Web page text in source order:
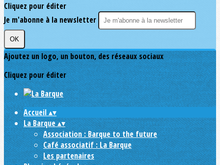
Cliquez pour éditer
Je m'abonne à la newsletter
OK
Ajoutez un logo, un bouton, des réseaux sociaux
Cliquez pour éditer
Accueil▴▾
La Barque▴▾
Association : Barque to the future
Café associatif : La Barque
Les partenaires